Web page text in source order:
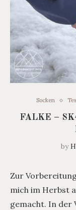
Socken
FALKE –
by
Zur
mich im Herbst
gemacht. In der